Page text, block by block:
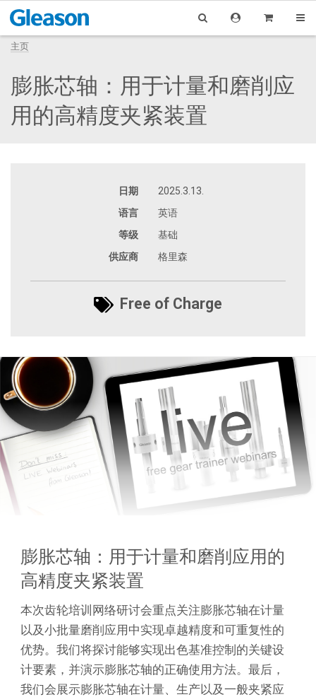
主页
膨胀芯轴：用于计量和磨削应
用的高精度夹紧装置
日期
2025.3.13.
语言
英语
等级
基础
供应商
格里森
Free of Charge
膨胀芯轴：用于计量和磨削应用的
高精度夹紧装置
本次齿轮培训网络研讨会重点关注膨胀芯轴在计量
以及小批量磨削应用中实现卓越精度和可重复性的
优势。我们将探讨能够实现出色基准控制的关键设
计要素，并演示膨胀芯轴的正确使用方法。最后，
我们会展示膨胀芯轴在计量、生产以及一般夹紧应